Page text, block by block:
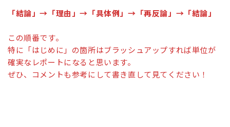
「結論」→「理由」→「具体例」→「再反論」→「結論」
この順番です。
特に「はじめに」の箇所はブラッシュアップすれば単位が
確実なレポートになると思います。
ぜひ、コメントも参考にして書き直して見てください！